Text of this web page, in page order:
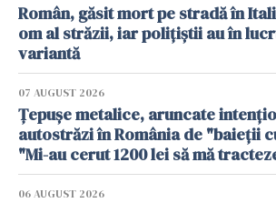
Român, găsit mort pe stradă în
om al străzii, iar polițiștii au în
variantă
07 AUGUST 2026
Țepușe metalice, aruncate
autostrăzi în România de "baieții
"Mi-au cerut 1200 lei să mă
06 AUGUST 2026